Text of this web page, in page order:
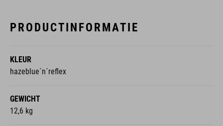
PRODUCTINFORMATIE
KLEUR
hazeblue´n´reflex
GEWICHT
12,6 kg